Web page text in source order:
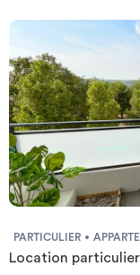
requis: - Carte
PARTICULIER
Location